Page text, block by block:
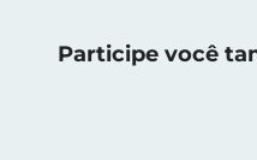
Participe você